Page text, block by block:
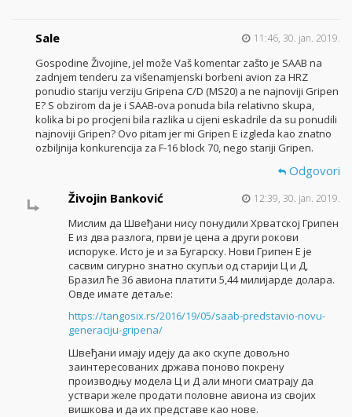
Sale 11:46, 30. jan. 2019.
Gospodine Živojine, jel može Vaš komentar zašto je SAAB na
zadnjem tenderu za višenamjenski borbeni avion za HRZ
ponudio stariju verziju Gripena C/D (MS20) a ne najnoviji Gripen
E? S obzirom da je i SAAB-ova ponuda bila relativno skupa,
kolika bi po procjeni bila razlika u cijeni eskadrile da su ponudili
najnoviji Gripen? Ovo pitam jer mi Gripen E izgleda kao znatno
ozbiljnija konkurencija za F-16 block 70, nego stariji Gripen.
Odgovori
Živojin Banković
12:39, 30. jan. 2019.
Мислим да Швеђани нису понудили Хрватској Грипен
Е из два разлога, први је цена а други рокови
испоруке. Исто је и за Бугарску. Нови Грипен Е је
сасвим сигурно знатно скупљи од старији Ц и Д,
Бразил ће 36 авиона платити 5,44 милијарде долара.
Овде имате детаље:
https://tangosix.rs/2016/19/05/saab-predstavio-novu-
generaciju-gripena/
Швеђани имају идеју да ако скупе довољно
заинтересованих држава поново покрену
производњу модела Ц и Д али многи сматрају да
уствари желе продати половне авиона из својих
вишкова и да их представе као нове.